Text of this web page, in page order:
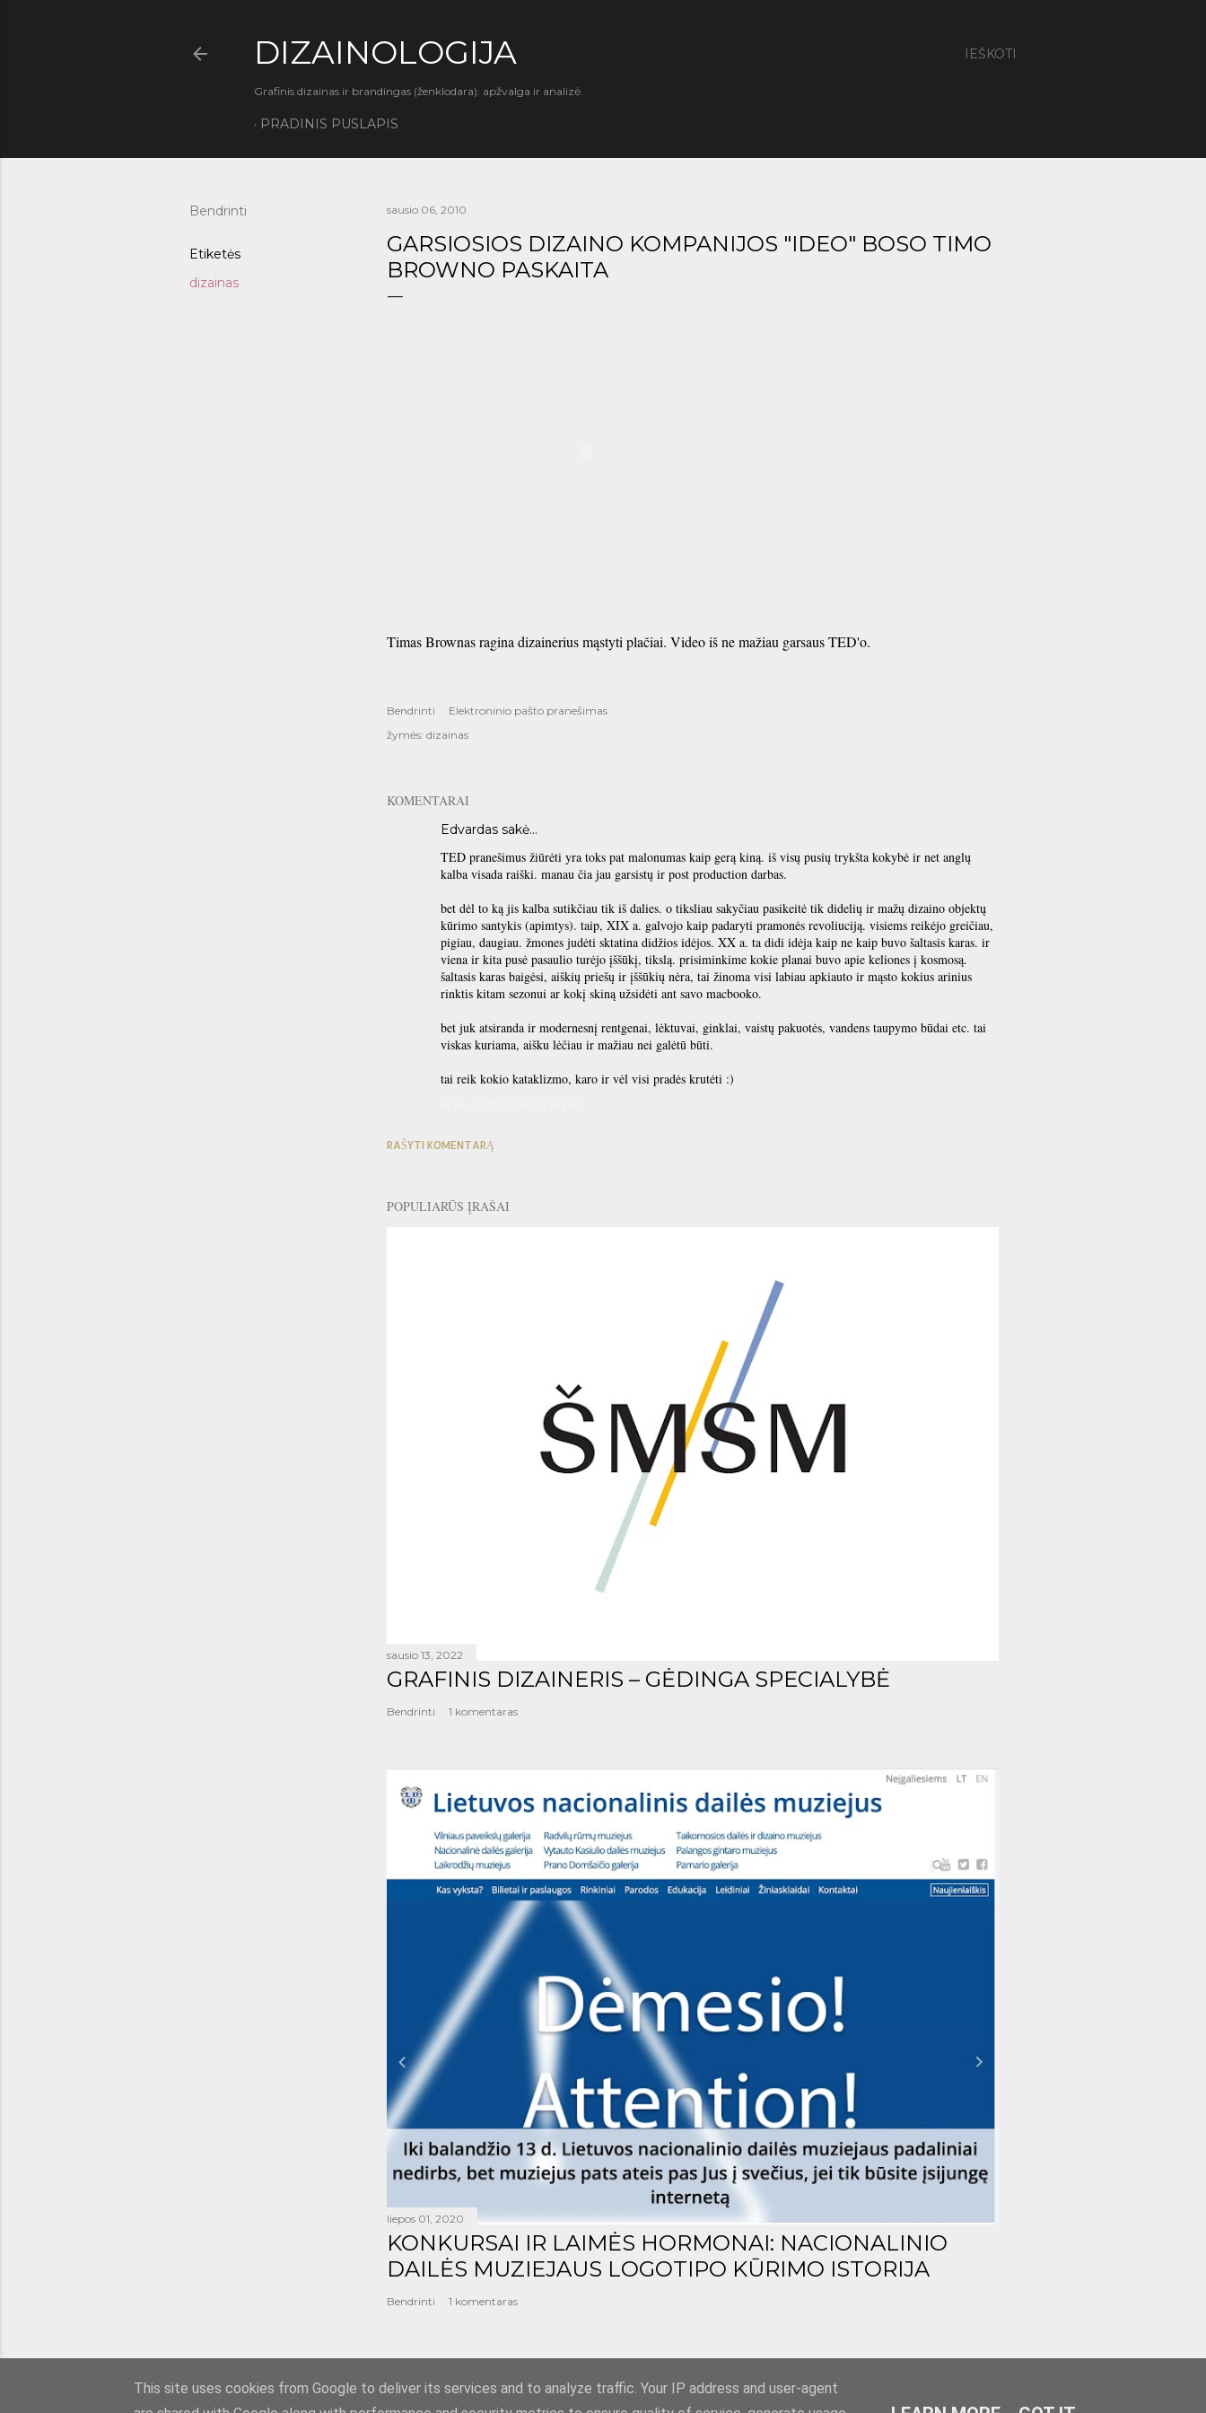
IEŠKOTI
DIZAINOLOGIJA
Grafinis dizainas ir brandingas (ženklodara): apžvalga ir analizė.
PRADINIS PUSLAPIS
Bendrinti
Etiketės
dizainas
sausio 06, 2010
GARSIOSIOS DIZAINO KOMPANIJOS "IDEO" BOSO TIMO
BROWNO PASKAITA
Timas Brownas ragina dizainerius mąstyti plačiai. Video iš ne mažiau garsaus TED'o.
Bendrinti
Elektroninio pašto pranešimas
žymės: dizainas
KOMENTARAI
Edvardas sakė…
TED pranešimus žiūrėti yra toks pat malonumas kaip gerą kiną. iš visų pusių trykšta kokybė ir net anglų
kalba visada raiški. manau čia jau garsistų ir post production darbas.
bet dėl to ką jis kalba sutikčiau tik iš dalies. o tiksliau sakyčiau pasikeitė tik didelių ir mažų dizaino objektų
kūrimo santykis (apimtys). taip, XIX a. galvojo kaip padaryti pramonės revoliuciją. visiems reikėjo greičiau,
pigiau, daugiau. žmones judėti sktatina didžios idėjos. XX a. ta didi idėja kaip ne kaip buvo šaltasis karas. ir
viena ir kita pusė pasaulio turėjo įššūkį, tikslą. prisiminkime kokie planai buvo apie keliones į kosmosą.
šaltasis karas baigėsi, aiškių priešų ir įššūkių nėra, tai žinoma visi labiau apkiauto ir mąsto kokius arinius
rinktis kitam sezonui ar kokį skiną užsidėti ant savo macbooko.
bet juk atsiranda ir modernesnį rentgenai, lėktuvai, ginklai, vaistų pakuotės, vandens taupymo būdai etc. tai
viskas kuriama, aišku lėčiau ir mažiau nei galėtū būti.
tai reik kokio kataklizmo, karo ir vėl visi pradės krutėti :)
RAŠYTI KOMENTARĄ
POPULIARŪS ĮRAŠAI
sausio 13, 2022
GRAFINIS DIZAINERIS – GĖDINGA SPECIALYBĖ
Bendrinti 1 komentaras
liepos 01, 2020
KONKURSAI IR LAIMĖS HORMONAI: NACIONALINIO
DAILĖS MUZIEJAUS LOGOTIPO KŪRIMO ISTORIJA
Bendrinti 1 komentaras
This site uses cookies from Google to deliver its services and to analyze traffic. Your IP address and user-agent